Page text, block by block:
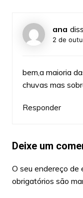
ana
2 de
bem,a maioria
chuvas mas
Responder
Deixe um
O seu endereço de
obrigatórios são